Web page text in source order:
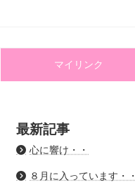
マイリンク
最新記事
心に響け・・
８月に入っています・・